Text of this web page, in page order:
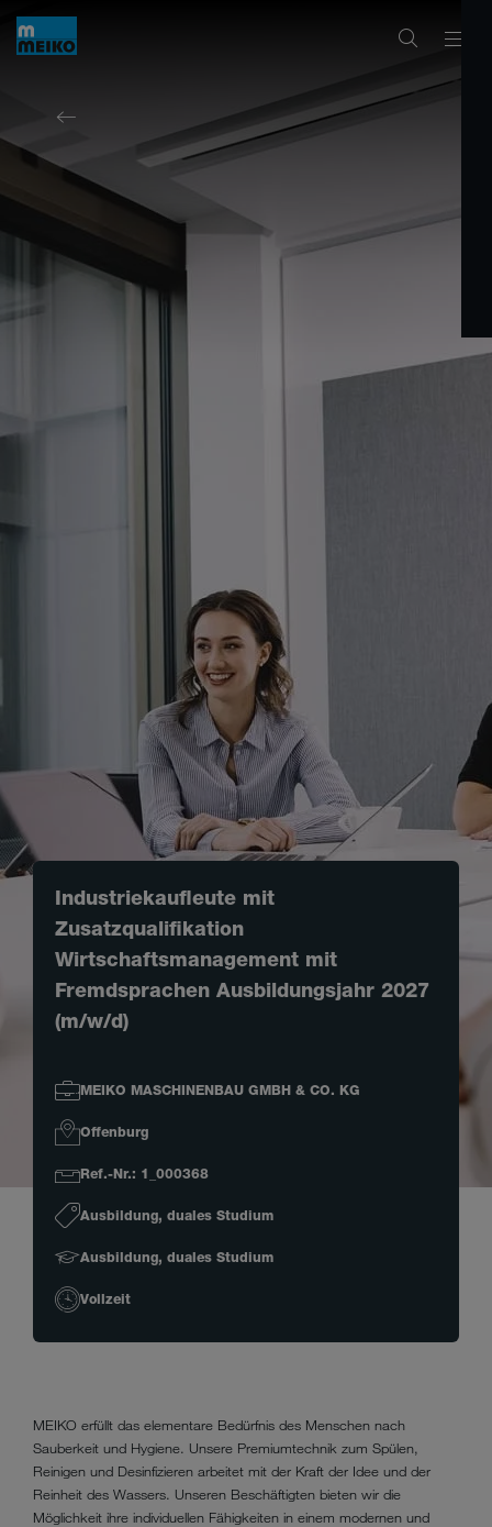
Industriekaufleute mit
Zusatzqualifikation
Wirtschaftsmanagement mit
Fremdsprachen Ausbildungsjahr 2027
(m/w/d)
MEIKO MASCHINENBAU GMBH & CO. KG
Offenburg
Ref.-Nr.: 1_000368
Ausbildung, duales Studium
Ausbildung, duales Studium
Vollzeit
MEIKO erfüllt das elementare Bedürfnis des Menschen nach
Sauberkeit und Hygiene. Unsere Premiumtechnik zum Spülen,
Reinigen und Desinfizieren arbeitet mit der Kraft der Idee und der
Reinheit des Wassers. Unseren Beschäftigten bieten wir die
Möglichkeit ihre individuellen Fähigkeiten in einem modernen und